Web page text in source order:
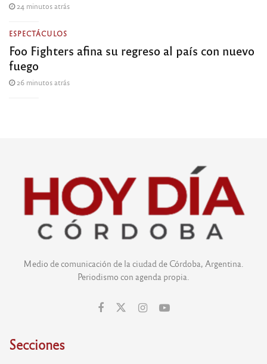
24 minutos atrás
ESPECTÁCULOS
Foo Fighters afina su regreso al país con nuevo
fuego
26 minutos atrás
Medio de comunicación de la ciudad de Córdoba, Argentina.
Periodismo con agenda propia.
Secciones